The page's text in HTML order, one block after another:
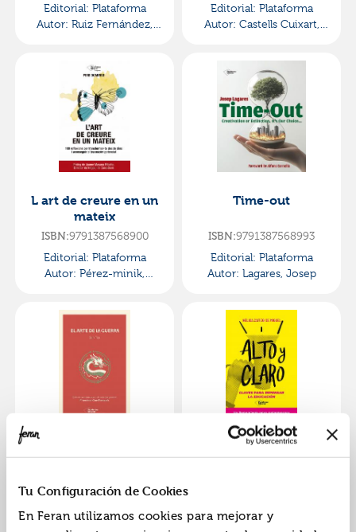
Tu Configuración de Cookies
En Feran utilizamos cookies para mejorar y
Editorial: Plataforma
Autor: Ruiz Fernández,
Editorial: Plataforma
Autor: Castells Cuixart,
L art de creure en un
mateix
ISBN:9791387568900
Editorial: Plataforma
Autor: Pérez-minik,
Time-out
ISBN:9791387568993
Editorial: Plataforma
Autor: Lagares, Josep
ISBN: 9791387568238
Autor:Sun Tzu
Alto y claro
Autor:Zaitegi De Miguel,